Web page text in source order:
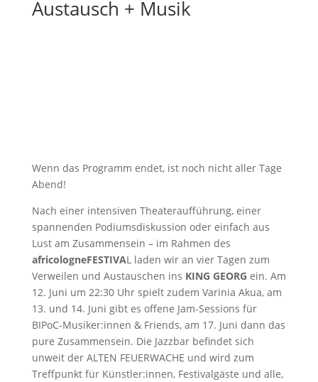
Austausch + Musik
Wenn das Programm endet, ist noch nicht aller Tage
Abend!
Nach einer intensiven Theateraufführung, einer
spannenden Podiumsdiskussion oder einfach aus
Lust am Zusammensein – im Rahmen des
africologneFESTIVAL laden wir an vier Tagen zum
Verweilen und Austauschen ins KING GEORG ein. Am
12. Juni um 22:30 Uhr spielt zudem Varinia Akua, am
13. und 14. Juni gibt es offene Jam-Sessions für
BIPoC-Musiker:innen & Friends, am 17. Juni dann das
pure Zusammensein. Die Jazzbar befindet sich
unweit der ALTEN FEUERWACHE und wird zum
Treffpunkt für Künstler:innen, Festivalgäste und alle,